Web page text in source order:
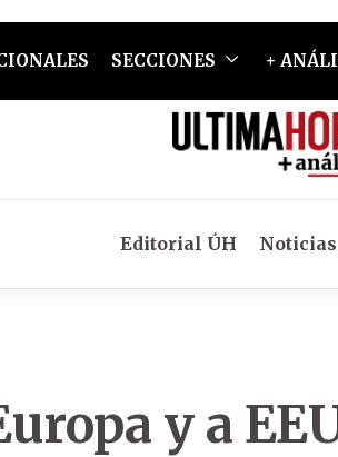
SECCIONES +
Editorial ÚH
y a